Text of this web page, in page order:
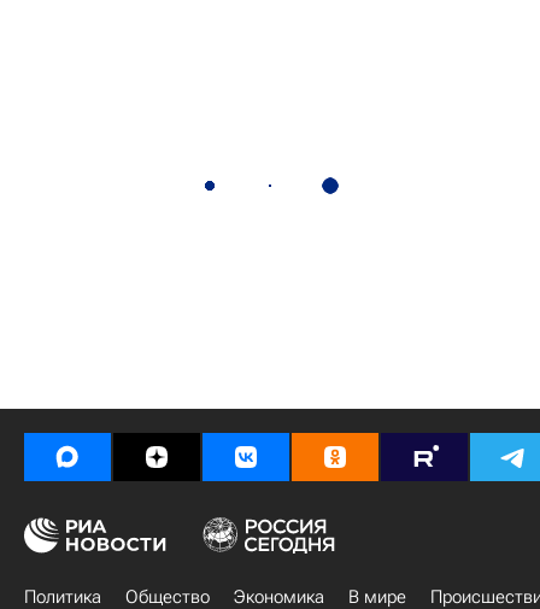
Политика Общество Экономика В мире